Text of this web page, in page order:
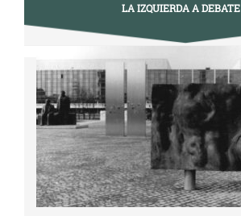
LA IZQUIERDA A DEBATE